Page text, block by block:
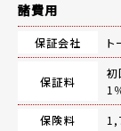
諸費用
保証会社 ト
保証料
初
1
保険料